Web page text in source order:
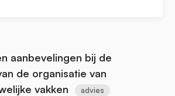
aanbevelingen bij de
de organisatie van
vakken
advies